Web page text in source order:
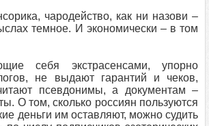
чародейство, как ни назови –
темное. И экономически – в том
себя экстрасенсами, упорно
не выдают гарантий и чеков,
псевдонимы, а документам –
О том, сколько россиян пользуются
деньги им оставляют, можно судить